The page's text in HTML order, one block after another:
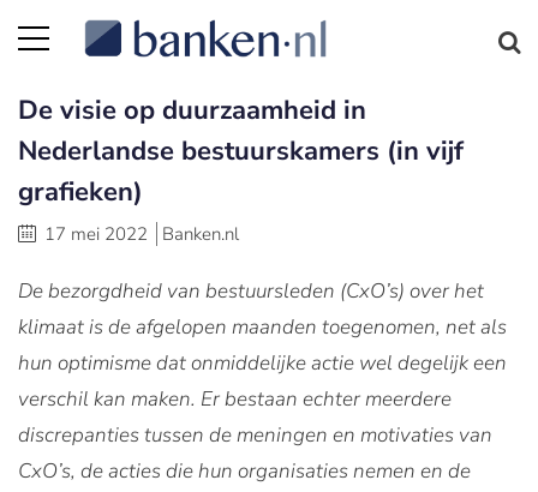
De visie op duurzaamheid in
Nederlandse bestuurskamers (in vijf
grafieken)
17 mei 2022 Banken.nl
De bezorgdheid van bestuursleden (CxO’s) over het
klimaat is de afgelopen maanden toegenomen, net als
hun optimisme dat onmiddelijke actie wel degelijk een
verschil kan maken. Er bestaan echter meerdere
discrepanties tussen de meningen en motivaties van
CxO’s, de acties die hun organisaties nemen en de